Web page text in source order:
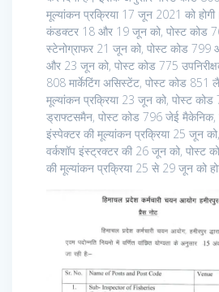
मूल्यांकन प्रक्रिया 17 जून 2021 को
कंडक्टर 18 और 19 जून को, पोस्ट कोड
स्टेनोग्राफर 21 जून को, पोस्ट कोड 799
और 23 जून को, पोस्ट कोड 775
808 मार्केटिंग असिस्टेंट, पोस्ट कोड 851
मूल्यांकन प्रक्रिया 23 जून को, पोस्ट
ड्राफ्टसमैन, पोस्ट कोड 796 जेई
इंस्पेक्टर की मूल्यांकन प्रक्रिया 25 जून
वर्कशॉप इंस्ट्रक्टर की 26 जून को, पोस्ट
की मूल्यांकन प्रक्रिया 25 से 29 जून को